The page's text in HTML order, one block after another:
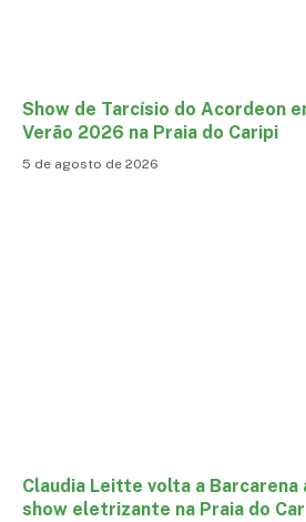
Show de Tarcísio do Acordeon
Verão 2026 na Praia do Caripi
5 de agosto de 2026
Claudia Leitte volta a Barcarena
show eletrizante na Praia do